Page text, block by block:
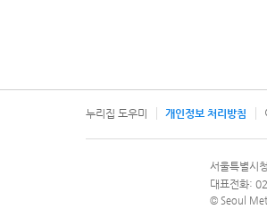
누리집 도우미 개인정보 처리방침
문의 전화번호 120, 120
서울특별시
대표전화:
© Seoul